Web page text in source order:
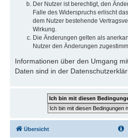
Der Nutzer ist berechtigt, den
Falle des Widerspruchs erlischt
dem Nutzer bestehende
Wirkung.
Die Änderungen gelten als
Nutzer den Änderungen
Informationen über den Umgang
Daten sind in der
Übersicht